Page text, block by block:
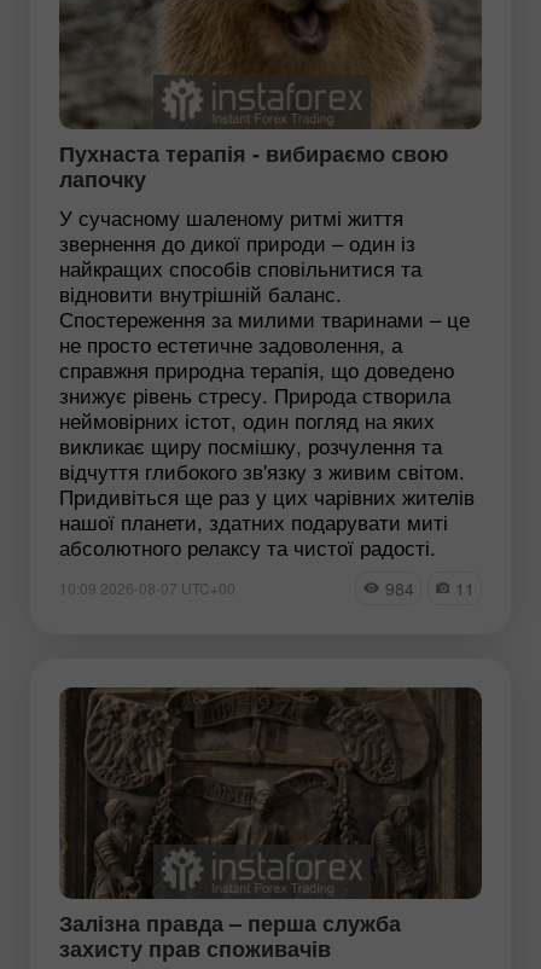
Пухнаста терапія - вибираємо свою
лапочку
У сучасному шаленому ритмі життя
звернення до дикої природи – один із
найкращих способів сповільнитися та
відновити внутрішній баланс.
Спостереження за милими тваринами – це
не просто естетичне задоволення, а
справжня природна терапія, що доведено
знижує рівень стресу. Природа створила
неймовірних істот, один погляд на яких
викликає щиру посмішку, розчулення та
відчуття глибокого зв'язку з живим світом.
Придивіться ще раз у цих чарівних жителів
нашої планети, здатних подарувати миті
абсолютного релаксу та чистої радості.
10:09 2026-08-07 UTC+00 984 11
Залізна правда – перша служба
захисту прав споживачів